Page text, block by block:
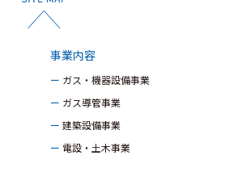
事業内容
ー ガス・機器設備事業
ー ガス導管事業
ー 建築設備事業
ー 電設・土木事業